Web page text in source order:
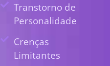
Transtorno de
Personalidade
Crenças
Limitantes